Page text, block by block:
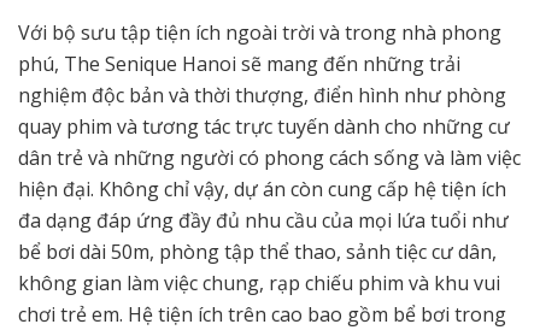
Với bộ sưu tập tiện ích ngoài trời và trong nhà phong
phú, The Senique Hanoi sẽ mang đến những trải
nghiệm độc bản và thời thượng, điển hình như phòng
quay phim và tương tác trực tuyến dành cho những cư
dân trẻ và những người có phong cách sống và làm việc
hiện đại. Không chỉ vậy, dự án còn cung cấp hệ tiện ích
đa dạng đáp ứng đầy đủ nhu cầu của mọi lứa tuổi như
bể bơi dài 50m, phòng tập thể thao, sảnh tiệc cư dân,
không gian làm việc chung, rạp chiếu phim và khu vui
chơi trẻ em. Hệ tiện ích trên cao bao gồm bể bơi trong